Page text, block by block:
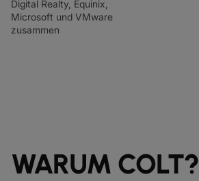
Digital Realty, Equinix,
Microsoft und VMware
zusammen
WARUM COLT?